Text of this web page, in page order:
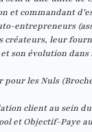
et commandant
entrepreneurs
créateurs, leur
son évolution
les Nuls
client au sein
et Objectif-Paye